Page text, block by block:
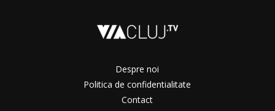
Despre noi
Politica de confidentialitate
Contact